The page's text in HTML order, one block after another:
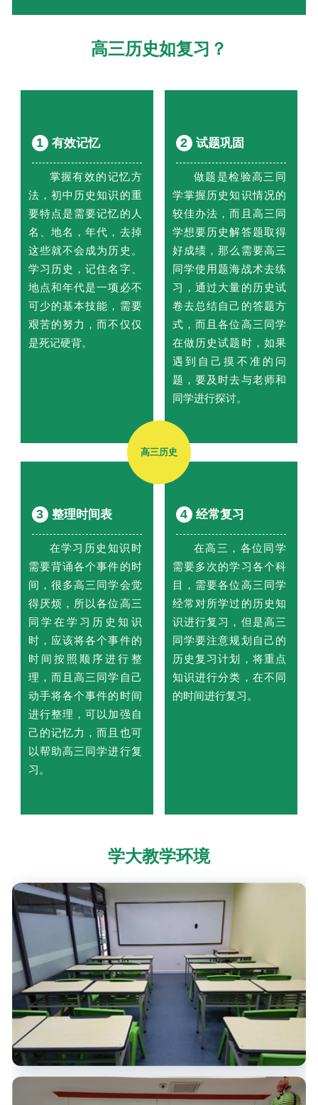
高三历史如复习？
1 有效记忆
掌握有效的记忆方
法，初中历史知识的重
要特点是需要记忆的人
名、地名，年代，去掉
这些就不会成为历史。
学习历史，记住名字、
地点和年代是一项必不
可少的基本技能，需要
艰苦的努力，而不仅仅
是死记硬背。
2 试题巩固
做题是检验高三同
学掌握历史知识情况的
较佳办法，而且高三同
学想要历史解答题取得
好成绩，那么需要高三
同学使用题海战术去练
习，通过大量的历史试
卷去总结自己的答题方
式，而且各位高三同学
在做历史试题时，如果
遇到自己摸不准的问
题，要及时去与老师和
同学进行探讨。
3 整理时间表
在学习历史知识时
需要背诵各个事件的时
间，很多高三同学会觉
得厌烦，所以各位高三
同学在学习历史知识
时，应该将各个事件的
时间按照顺序进行整
理，而且高三同学自己
动手将各个事件的时间
进行整理，可以加强自
己的记忆力，而且也可
以帮助高三同学进行复
习。
4 经常复习
在高三，各位同学
需要多次的学习各个科
目，需要各位高三同学
经常对所学过的历史知
识进行复习，但是高三
同学要注意规划自己的
历史复习计划，将重点
知识进行分类，在不同
的时间进行复习。
高三历史
学大教学环境